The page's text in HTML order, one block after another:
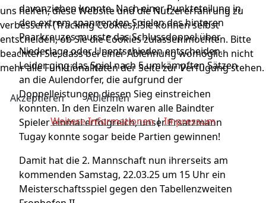
davonziehen konnte. Nach einer Punkteteilung in
den extrem spannenden Spielen des hinteren
Paarkreuzes musste das Schlussdoppel über
Niederlage oder Unentschieden entscheiden.
Leider ging das Spiel nach 5 umkämpften Sätzen
an die Aulendorfer, die aufgrund der
Doppelleistungen diesen Sieg einstreichen
konnten. In den Einzeln waren alle Baindter
Spieler einmal erfolgreich, unser Ersatzmann
Tugay konnte sogar beide Partien gewinnen!
Damit hat die 2. Mannschaft nun ihrerseits am
kommenden Samstag, 22.03.25 um 15 Uhr ein
Meisterschaftsspiel gegen den Tabellenzweiten
uns helfen, diese Website und die Nutzererfahrung zu
verbessern (Tracking Cookies). Sie können selbst
entscheiden, ob Sie die Cookies zulassen möchten. Bitte
beachten Sie, dass bei einer Ablehnung womöglich nicht
mehr alle Funktionalitäten der Seite zur Verfügung stehen.
Akzeptieren
Ablehnen
Weitere Informationen|Impressum